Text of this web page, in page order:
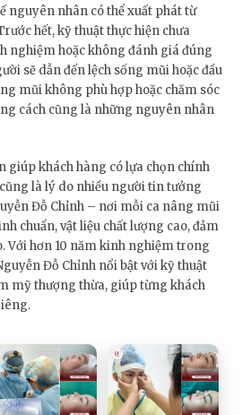
nguyên nhân có thể xuất phát từ
hết, kỹ thuật thực hiện chưa
nghiệm hoặc không đánh giá đúng
sẽ dẫn đến lệch sống mũi hoặc đầu
mũi không phù hợp hoặc chăm sóc
cách cũng là những nguyên nhân
giúp khách hàng có lựa chọn chính
là lý do nhiều người tin tưởng
Đỗ Chỉnh – nơi mỗi ca nâng mũi
chuẩn, vật liệu chất lượng cao, đảm
Với hơn 10 năm kinh nghiệm trong
Đỗ Chỉnh nổi bật với kỹ thuật
mỹ thượng thừa, giúp từng khách